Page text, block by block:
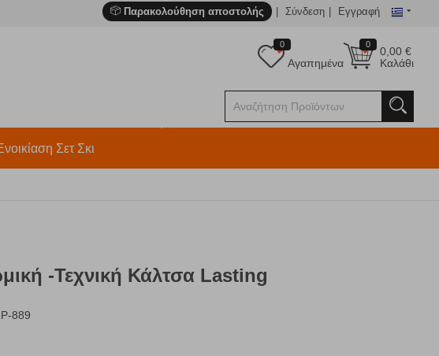
Παρακολούθηση αποστολής Σύνδεση Εγγραφή
0
0,00€
Καλάθι
0
Αγαπημένα
Σετ Σκι
-Τεχνική Κάλτσα Lasting
889